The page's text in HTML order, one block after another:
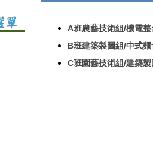
A班農藝技術組/機電整
B班建築製圖組/中式麵
C班園藝技術組/建築製